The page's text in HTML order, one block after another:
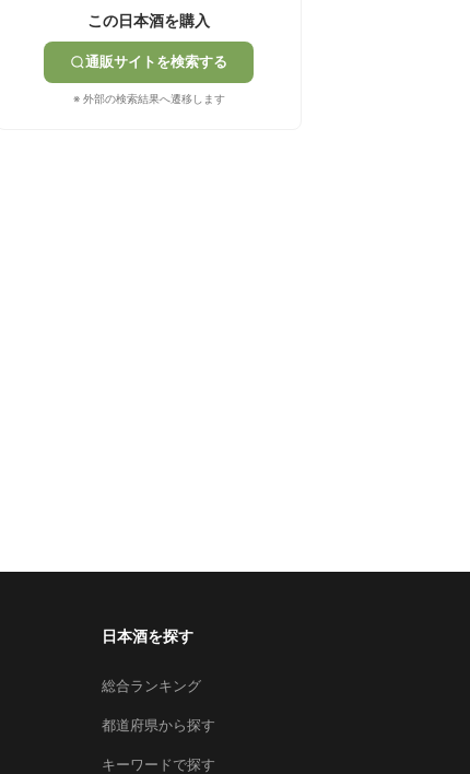
この日本酒を購入
通販サイトを検索する
※ 外部の検索結果へ遷移します
日本酒を探す
総合ランキング
都道府県から探す
キーワードで探す